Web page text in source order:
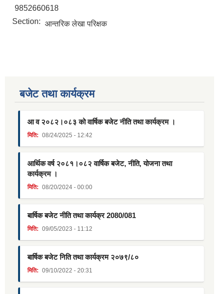
9852660618
Section: आन्तरिक लेखा परिक्षक
बजेट तथा कार्यक्रम
आ व २०८२।०८३ को वार्षिक बजेट नीति तथा कार्यक्रम ।
मिति: 08/24/2025 - 12:42
आर्थिक वर्ष २०८१।०८२ वार्षिक बजेट, नीति, योजना तथा
कार्यक्रम ।
मिति: 08/20/2024 - 00:00
बार्षिक बजेट नीति तथा कार्यक्र 2080/081
मिति: 09/05/2023 - 11:12
बार्षिक बजेट निति तथा कार्यक्रम २०७९/८०
मिति: 09/10/2022 - 20:31